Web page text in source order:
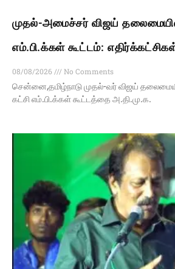
முதல்-அமைச்சர் விஜய்
எம்.பி.க்கள் கூட்டம்: எதிர்க்கட்சிகள்
08/08/2026
No Comments
சென்னை,தமிழ்நாடு முதல்-வர் விஜய்
கட்சி எம்.பி.க்கள் கூட்டத்தை அ.தி.மு.க.